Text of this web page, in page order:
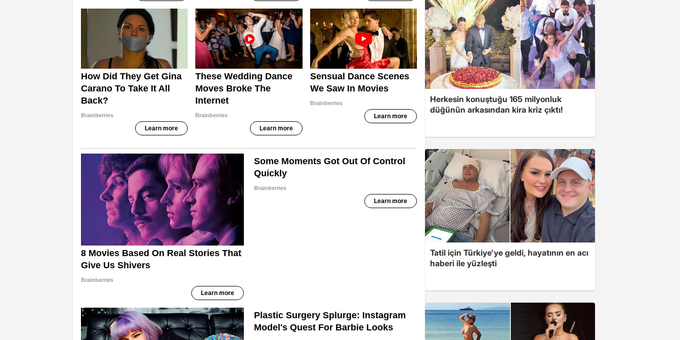
Herkesin konuştuğu 165 milyonluk
düğünün arkasından kira kriz çıktı!
Tatil için Türkiye'ye geldi, hayatının en acı
haberi ile yüzleşti